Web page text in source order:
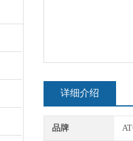
详细介绍
品牌